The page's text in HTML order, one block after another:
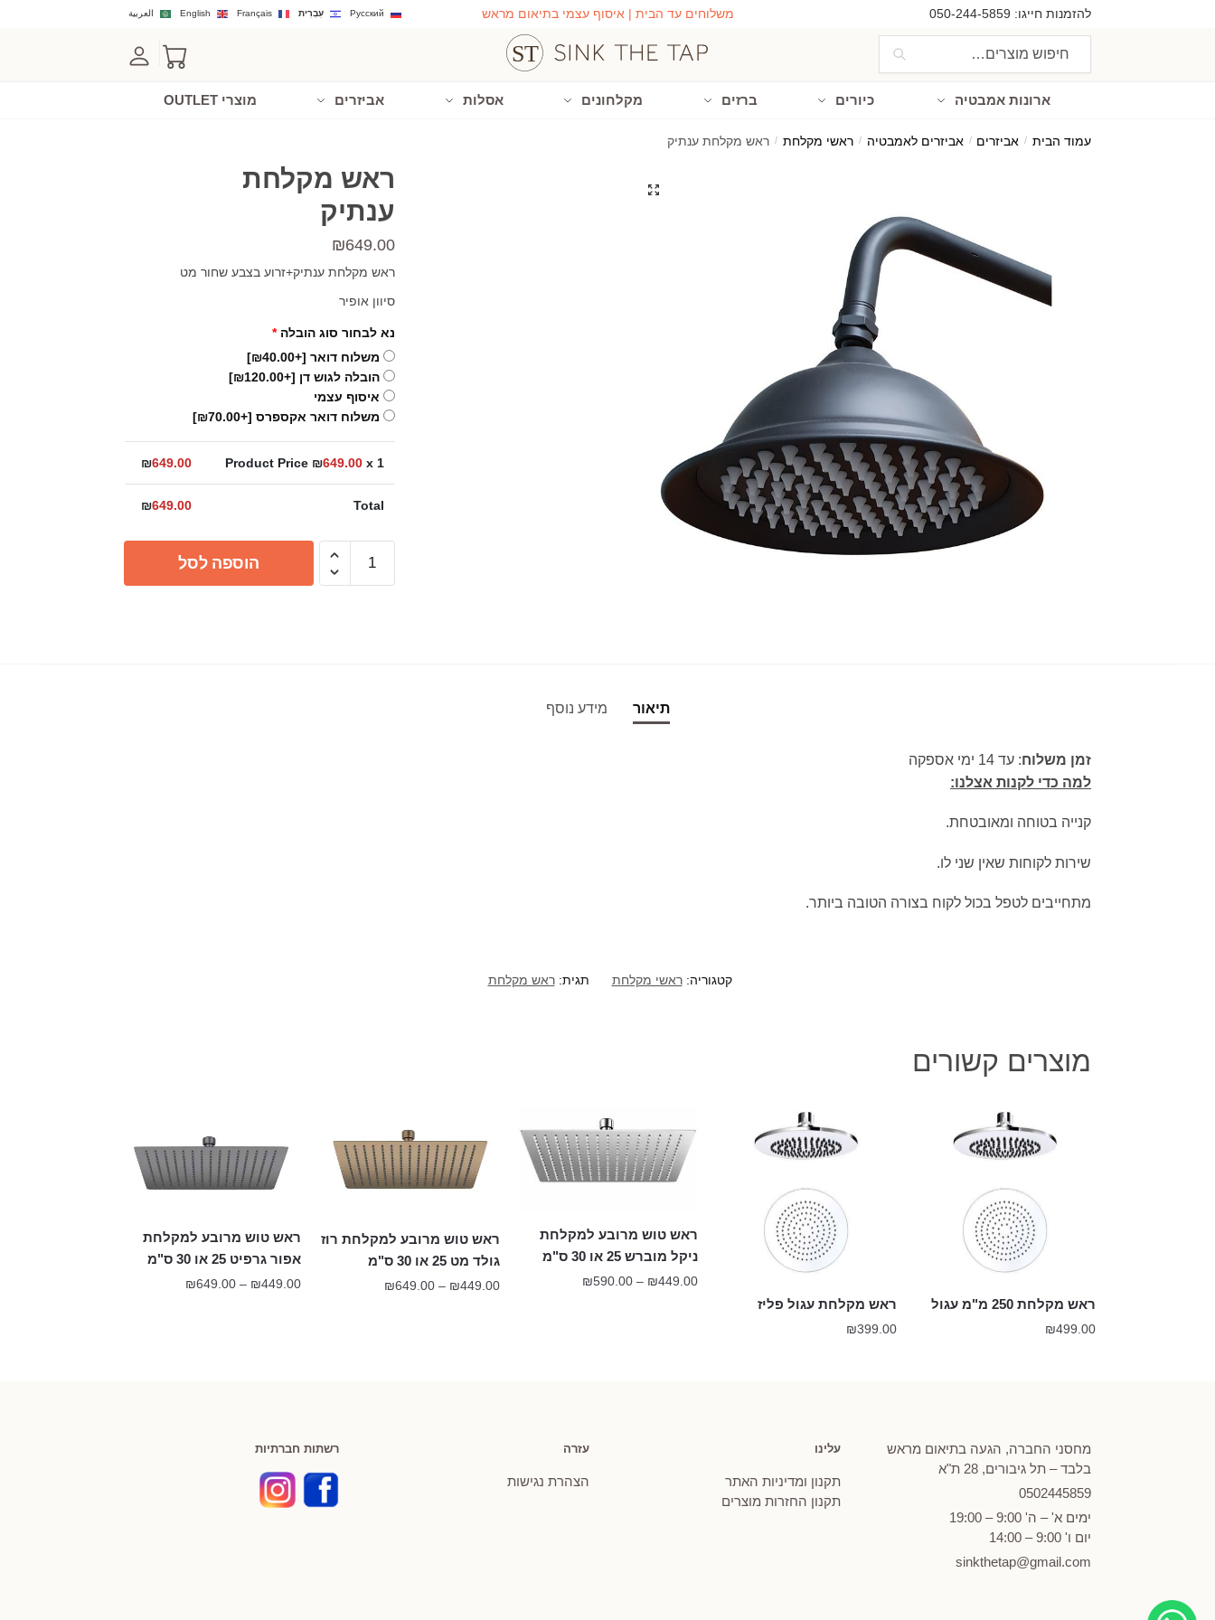
להזמנות חייגו: 050-244-5859 משלוחים עד הבית | איסוף עצמי בתיאום מראש العربية English Français עִבְרִית Русский
חיפוש
ארונות אמבטיה כיורים ברזים מקלחונים אסלות אביזרים מוצרי OUTLET
עמוד הבית / אביזרים / אביזרים לאמבטיה / ראשי מקלחת / ראש מקלחת ענתיק
ראש מקלחת
ענתיק
₪649.00
ראש מקלחת ענתיק+זרוע בצבע שחור מט
סיוון אופיר
נא לבחור סוג הובלה *
משלוח דואר [+₪40.00]
הובלה לגוש דן [+₪120.00]
איסוף עצמי
משלוח דואר אקספרס [+₪70.00]
Product Price ₪649.00x 1
₪649.00
Total
₪649.00
הוספה לסל
תיאור מידע נוסף
זמן משלוח: עד 14 ימי אספקה
למה כדי לקנות אצלנו:
קנייה בטוחה ומאובטחת.
שירות לקוחות שאין שני לו.
מתחייבים לטפל בכול לקוח בצורה הטובה ביותר.
קטגוריה:ראשי מקלחת תגית:ראש מקלחת
מוצרים קשורים
ראש מקלחת 250 מ"מ עגול
₪499.00
ראש מקלחת עגול פליז
₪399.00
ראש טוש מרובע למקלחת
ניקל מוברש 25 או 30 ס"מ
₪449.00
–
₪590.00
טווח
ראש טוש מרובע למקלחת רוז
גולד מט 25 או 30 ס"מ
₪449.00
–
₪649.00
ראש טוש מרובע למקלחת
אפור גרפיט 25 או 30 ס"מ
₪449.00
–
₪649.00
מחסני החברה, הגעה בתיאום מראש
בלבד – תל גיבורים, 28 ת"א
0502445859
ימים א' – ה' 9:00 – 19:00
יום ו' 9:00 – 14:00
sinkthetap@gmail.com
עלינו
תקנון ומדיניות האתר
תקנון החזרות מוצרים
עזרה
הצהרת נגישות
רשתות חברתיות